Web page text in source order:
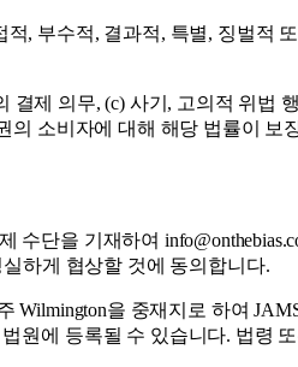
, 부수적, 결과적, 특별, 징벌적
제 의무, (c) 사기, 고의적 위법
소비자에 대해 해당 법률이 보
단을 기재하여
하게 협상할 것에 동의합니다.
을 중재지로 하여
원에 등록될 수 있습니다. 법령